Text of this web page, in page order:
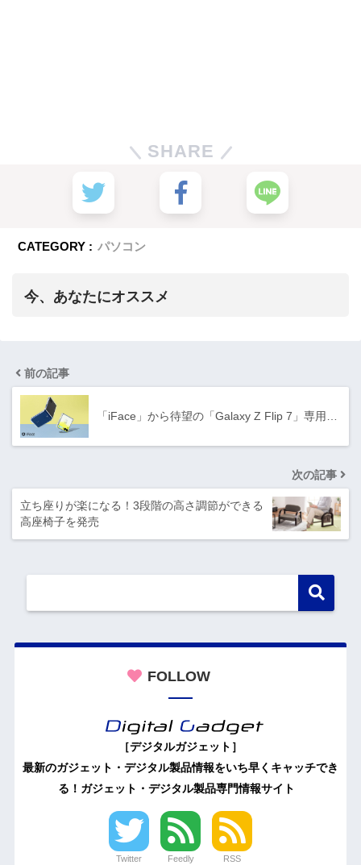
SHARE
CATEGORY : パソコン
今、あなたにオススメ
前の記事
「iFace」から待望の「Galaxy Z Flip 7」専用…
次の記事
立ち座りが楽になる！3段階の高さ調節ができる
高座椅子を発売
FOLLOW
［デジタルガジェット］
最新のガジェット・デジタル製品情報をいち早くキャッチでき
る！ガジェット・デジタル製品専門情報サイト
Twitter Feedly RSS